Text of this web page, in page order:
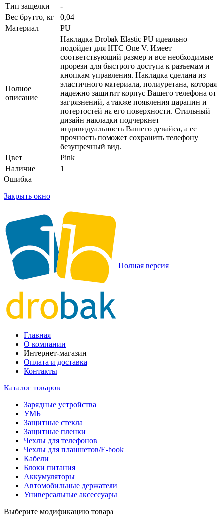
Тип защелки
-
Вес брутто, кг
0,04
Материал
PU
Полное
описание
Накладка Drobak Elastic PU идеально
подойдет для HTC One V. Имеет
соответствующий размер и все необходимые
прорези для быстрого доступа к разъемам и
кнопкам управления. Накладка сделана из
эластичного материала, полиуретана, которая
надежно защитит корпус Вашего телефона от
загрязнений, а также появления царапин и
потертостей на его поверхности. Стильный
дизайн накладки подчеркнет
индивидуальность Вашего девайса, а ее
прочность поможет сохранить телефону
безупречный вид.
Цвет
Pink
Наличие
1
Ошибка
Закрыть окно
Полная версия
Главная
О компании
Интернет-магазин
Оплата и доставка
Контакты
Каталог товаров
Зарядные устройства
УМБ
Защитные стекла
Защитные пленки
Чехлы для телефонов
Чехлы для планшетов/E-book
Кабели
Блоки питания
Аккумуляторы
Автомобильные держатели
Универсальные аксессуары
Выберите модификацию товара